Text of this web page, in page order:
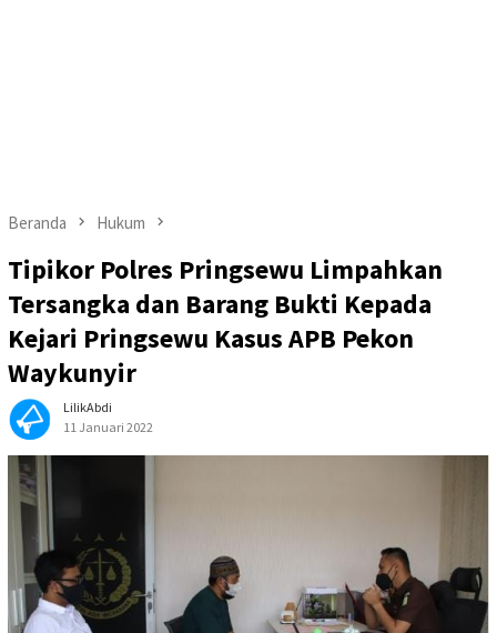
Beranda Hukum
Tipikor Polres Pringsewu Limpahkan
Tersangka dan Barang Bukti Kepada
Kejari Pringsewu Kasus APB Pekon
Waykunyir
LilikAbdi
11 Januari 2022